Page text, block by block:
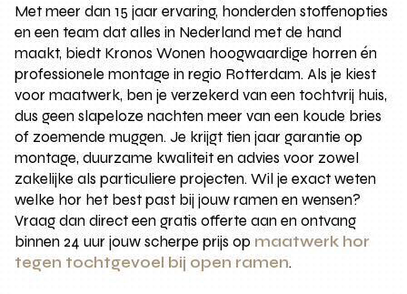
Met meer dan 15 jaar ervaring, honderden stoffenopties
en een team dat alles in Nederland met de hand
maakt, biedt Kronos Wonen hoogwaardige horren én
professionele montage in regio Rotterdam. Als je kiest
voor maatwerk, ben je verzekerd van een tochtvrij huis,
dus geen slapeloze nachten meer van een koude bries
of zoemende muggen. Je krijgt tien jaar garantie op
montage, duurzame kwaliteit en advies voor zowel
zakelijke als particuliere projecten. Wil je exact weten
welke hor het best past bij jouw ramen en wensen?
Vraag dan direct een gratis offerte aan en ontvang
binnen 24 uur jouw scherpe prijs op maatwerk hor
tegen tochtgevoel bij open ramen.